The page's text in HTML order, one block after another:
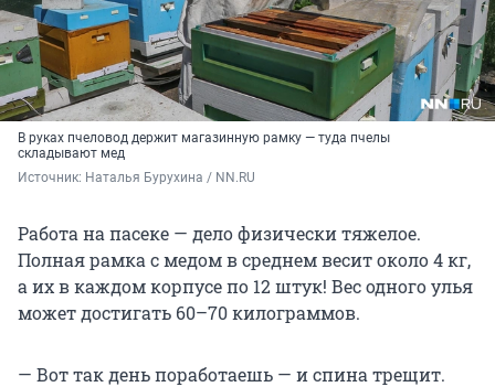
В руках пчеловод держит магазинную рамку — туда пчелы
складывают мед
Источник: Наталья Бурухина / NN.RU
Работа на пасеке — дело физически тяжелое.
Полная рамка с медом в среднем весит около 4 кг,
а их в каждом корпусе по 12 штук! Вес одного улья
может достигать 60–70 килограммов.
— Вот так день поработаешь — и спина трещит.